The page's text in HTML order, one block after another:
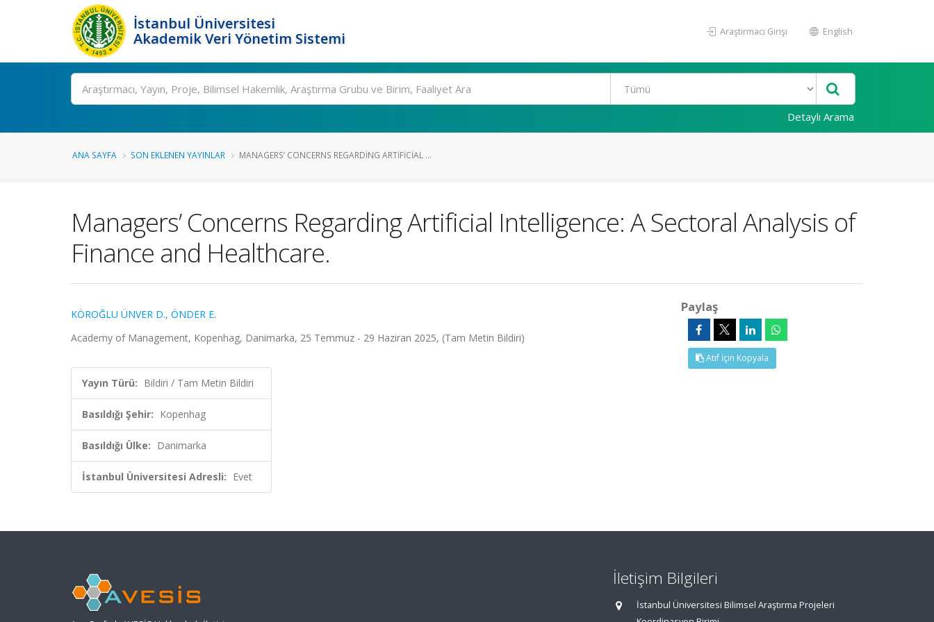
İstanbul Üniversitesi
Akademik Veri Yönetim Sistemi
Araştırmacı Girişi English
Ara
Detaylı Arama
ANA SAYFA SON EKLENEN YAYINLAR MANAGERS’ CONCERNS REGARDING ARTIFICIAL ...
Managers’ Concerns Regarding Artificial Intelligence: A Sectoral Analysis of
Finance and Healthcare.
KÖROĞLU ÜNVER D., ÖNDER E.
Academy of Management, Kopenhag, Danimarka, 25 Temmuz - 29 Haziran 2025, (Tam Metin Bildiri)
Yayın Türü: Bildiri / Tam Metin Bildiri
Basıldığı Şehir: Kopenhag
Basıldığı Ülke: Danimarka
İstanbul Üniversitesi Adresli: Evet
Paylaş
Atıf İçin Kopyala
İletişim Bilgileri
İstanbul Üniversitesi Bilimsel Araştırma Projeleri